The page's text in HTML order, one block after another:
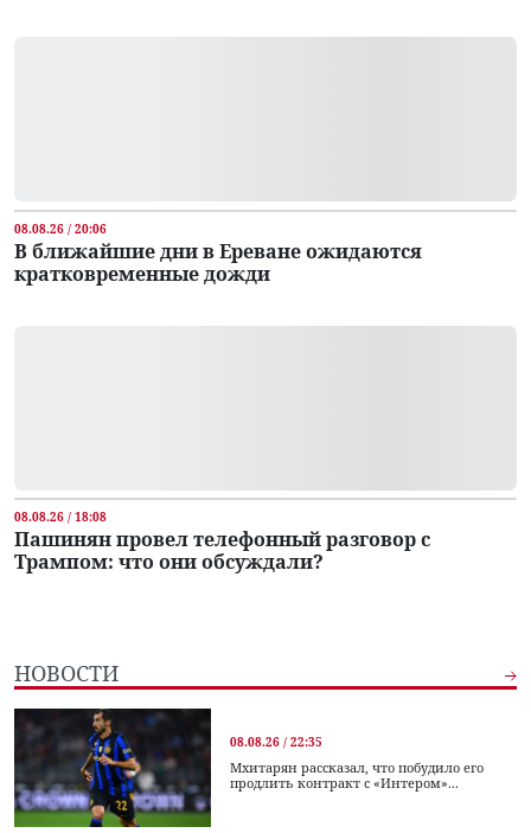
08.08.26 / 20:06
В ближайшие дни в Ереване ожидаются
кратковременные дожди
08.08.26 / 18:08
Пашинян провел телефонный разговор с
Трампом: что они обсуждали?
НОВОСТИ
08.08.26 / 22:35
Мхитарян рассказал, что побудило его
продлить контракт с «Интером»...